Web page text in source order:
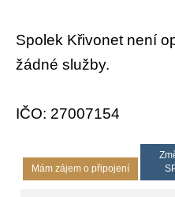
Spolek Křivonet není
žádné služby.
IČO: 27007154
Mám zájem o připojení